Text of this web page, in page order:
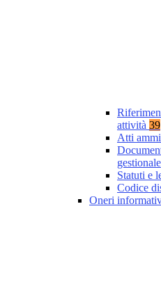
attività 39
Atti
gestionale
Statuti e
Codice
Oneri